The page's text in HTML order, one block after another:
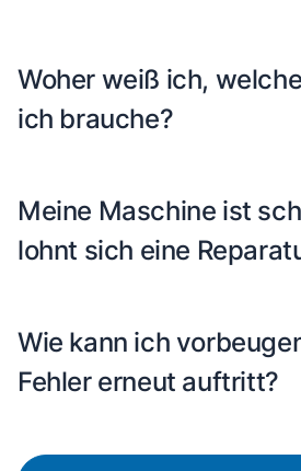
Woher weiß ich,
ich brauche?
Meine Maschine ist
lohnt sich eine
Wie kann ich
Fehler erneut auftritt?